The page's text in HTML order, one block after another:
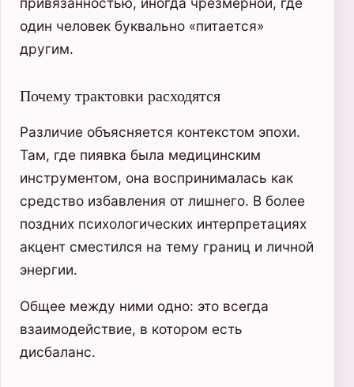
один человек буквально «питается»
другим.
Почему трактовки расходятся
Различие объясняется контекстом эпохи.
Там, где пиявка была медицинским
инструментом, она воспринималась как
средство избавления от лишнего. В более
поздних психологических интерпретациях
акцент сместился на тему границ и личной
энергии.
Общее между ними одно: это всегда
взаимодействие, в котором есть
дисбаланс.